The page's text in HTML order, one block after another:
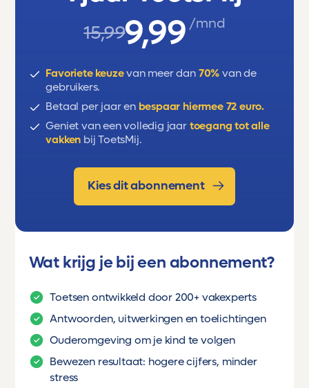
9.3 IJskoude klassenstrijd: het ontstaan van
de Sovjet-Unie
9.4 Verenigd in isolement?
9.5 De Tweede Wereldoorlog, de nazi-
ideologie in Duitsland, Nederland
9.6 Europa en de rest van de wereld
wereldoorlogen 1900-1950
15,999,99 /mnd
Favoriete keuzevan meer dan 70% van de
gebruikers.
Betaal per jaar en bespaar hiermee 72 euro.
Geniet van een volledig jaar toegang tot alle
vakken bij ToetsMij.
Kies dit abonnement
Wat krijg je bij een abonnement?
Toetsen ontwikkeld door 200+ vakexperts
Antwoorden, uitwerkingen en toelichtingen
Ouderomgeving om je kind te volgen
Bewezen resultaat: hogere cijfers, minder
stress